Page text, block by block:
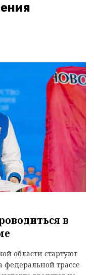
в
области стартуют
трассе